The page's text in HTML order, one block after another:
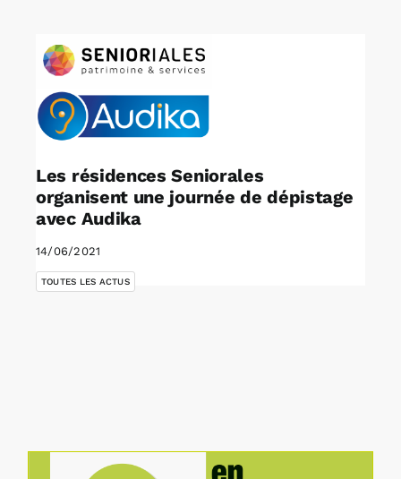
Rechercher:
Annonces emploi
Les résidences Seniorales
organisent une journée de dépistage
avec Audika
14/06/2021
TOUTES LES ACTUS